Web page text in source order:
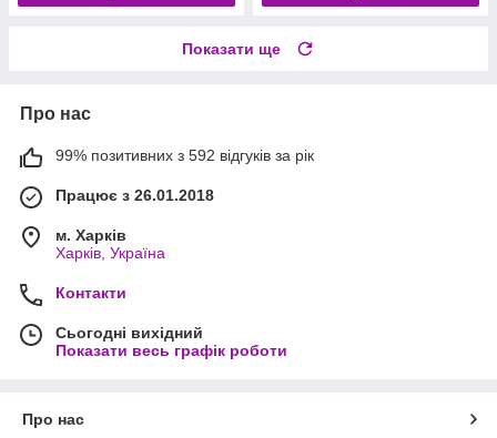
Показати ще
Про нас
99% позитивних з 592 відгуків за рік
Працює з 26.01.2018
м. Харків
Харків, Україна
Контакти
Сьогодні вихідний
Показати весь графік роботи
Про нас